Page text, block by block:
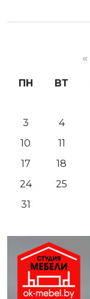
«
ПН ВТ
3
4
10
11
17
18
24
25
31